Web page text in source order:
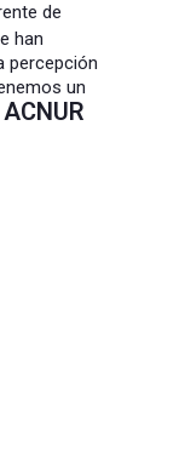
de
han
percepción
un
ACNUR